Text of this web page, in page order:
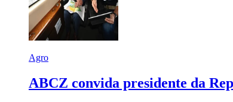
Agro
ABCZ convida presidente da